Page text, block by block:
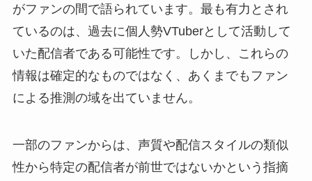
がファンの間で語られています。最も有力とされ
ているのは、過去に個人勢VTuberとして活動して
いた配信者である可能性です。しかし、これらの
情報は確定的なものではなく、あくまでもファン
による推測の域を出ていません。
一部のファンからは、声質や配信スタイルの類似
性から特定の配信者が前世ではないかという指摘